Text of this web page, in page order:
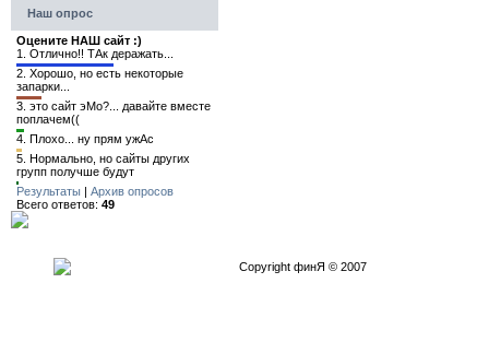
Наш опрос
Оцените НАШ сайт :)
1. Отлично!! ТАк деражать...
2. Хорошо, но есть некоторые
запарки...
3. это сайт эМо?... давайте вместе
поплачем((
4. Плохо... ну прям ужАс
5. Нормально, но сайты других
групп получше будут
Результаты | Архив опросов
Всего ответов: 49
Copyright финЯ © 2007